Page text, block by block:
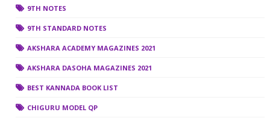
9TH NOTES
9TH STANDARD NOTES
AKSHARA ACADEMY MAGAZINES 2021
AKSHARA DASOHA MAGAZINES 2021
BEST KANNADA BOOK LIST
CHIGURU MODEL QP